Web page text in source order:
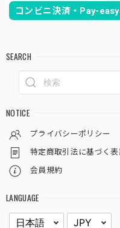
頂きます！ また5月での
ます♪
売してまいりま
木質化 マ
2026/03/08
ビューした初心者です。
た。 また利用させて頂き
コンビニ決済・Pay-easy
SEARCH
NOTICE
プライバシーポリシー
特定商取引法に基づく表
会員規約
LANGUAGE